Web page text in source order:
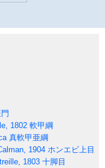
1802 軟甲綱
真軟甲亜綱
1904 ホンエビ上目
1803 十脚目